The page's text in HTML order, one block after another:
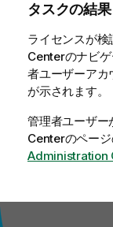
タスクの結果
ライセンスが検
Centerのナビ
者ユーザーアカ
が示されます。
管理者ユーザー
Centerのページ
Administration